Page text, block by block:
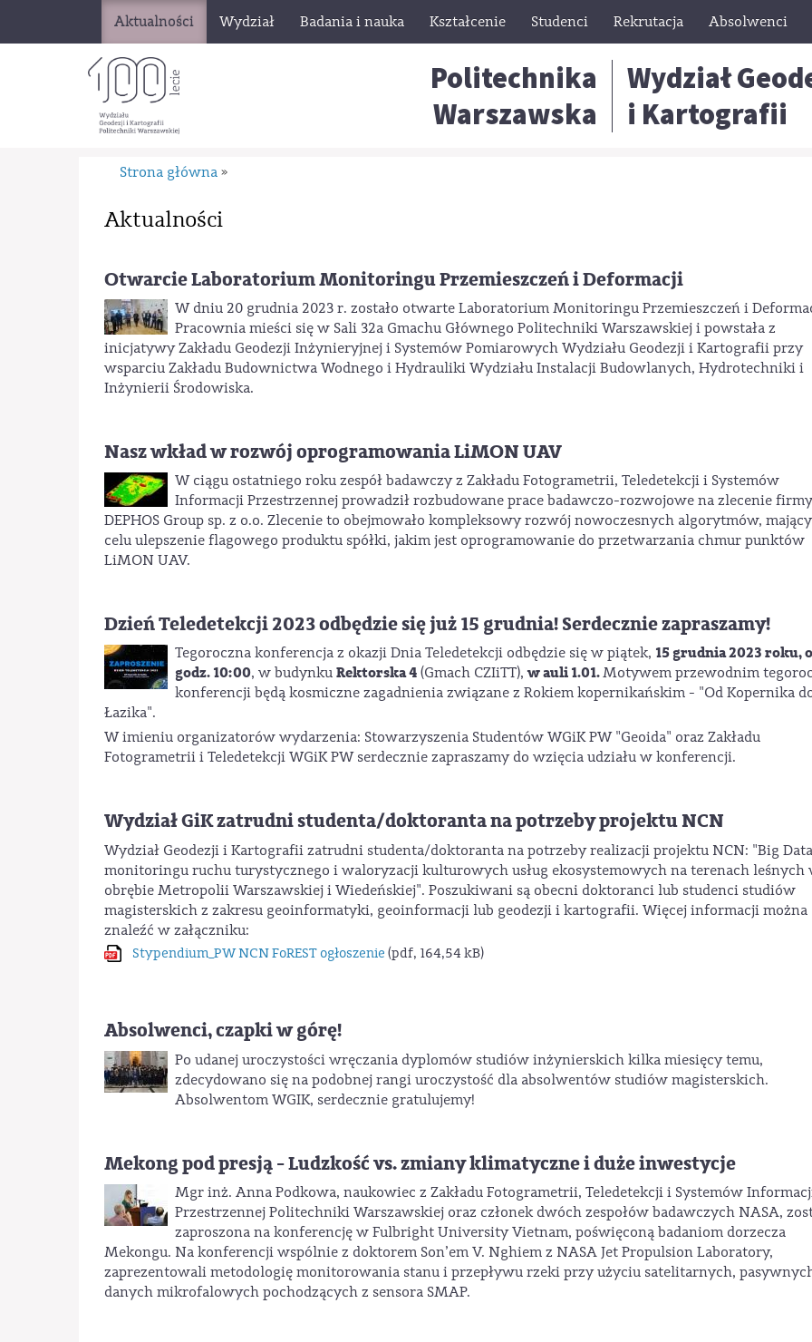
Aktualności Wydział Badania i nauka Kształcenie Studenci Rekrutacja Absolwenci
Politechnika
Warszawska
Wydział
i Kartografii
Strona główna »
Aktualności
Otwarcie Laboratorium Monitoringu Przemieszczeń i Deformacji
W dniu 20 grudnia 2023 r. zostało otwarte Laboratorium Monitoringu Przemieszczeń i
Pracownia mieści się w Sali 32a Gmachu Głównego Politechniki Warszawskiej i powstała z
inicjatywy Zakładu Geodezji Inżynieryjnej i Systemów Pomiarowych Wydziału Geodezji i Kartografii przy
wsparciu Zakładu Budownictwa Wodnego i Hydrauliki Wydziału Instalacji Budowlanych, Hydrotechniki i
Inżynierii Środowiska.
Nasz wkład w rozwój oprogramowania LiMON UAV
W ciągu ostatniego roku zespół badawczy z Zakładu Fotogrametrii, Teledetekcji i Systemów
Informacji Przestrzennej prowadził rozbudowane prace badawczo-rozwojowe na zlecenie firmy
DEPHOS Group sp. z o.o. Zlecenie to obejmowało kompleksowy rozwój nowoczesnych algorytmów,
celu ulepszenie flagowego produktu spółki, jakim jest oprogramowanie do przetwarzania chmur punktów
LiMON UAV.
Dzień Teledetekcji 2023 odbędzie się już 15 grudnia! Serdecznie zapraszamy!
Tegoroczna konferencja z okazji Dnia Teledetekcji odbędzie się w piątek, 15 grudnia 2023 roku, o
godz. 10:00, w budynku Rektorska 4(Gmach CZIiTT),w auli 1.01.Motywem przewodnim
konferencji będą kosmiczne zagadnienia związane z Rokiem kopernikańskim - "Od Kopernika
Łazika".
W imieniu organizatorów wydarzenia: Stowarzyszenia Studentów WGiK PW "Geoida" oraz Zakładu
Fotogrametrii i Teledetekcji WGiK PW serdecznie zapraszamy do wzięcia udziału w konferencji.
Wydział GiK zatrudni studenta/doktoranta na potrzeby projektu NCN
Wydział Geodezji i Kartografii zatrudni studenta/doktoranta na potrzeby realizacji projektu NCN: "Big
monitoringu ruchu turystycznego i waloryzacji kulturowych usług ekosystemowych na terenach leśnych
obrębie Metropolii Warszawskiej i Wiedeńskiej". Poszukiwani są obecni doktoranci lub studenci studiów
magisterskich z zakresu geoinformatyki, geoinformacji lub geodezji i kartografii. Więcej informacji można
znaleźć w załączniku:
Stypendium_PW NCN FoREST ogłoszenie (pdf, 164,54 kB)
Absolwenci, czapki w górę!
Po udanej uroczystości wręczania dyplomów studiów inżynierskich kilka miesięcy temu,
zdecydowano się na podobnej rangi uroczystość dla absolwentów studiów magisterskich.
Absolwentom WGIK, serdecznie gratulujemy!
Mekong pod presją - Ludzkość vs. zmiany klimatyczne i duże inwestycje
Mgr inż. Anna Podkowa, naukowiec z Zakładu Fotogrametrii, Teledetekcji i Systemów
Przestrzennej Politechniki Warszawskiej oraz członek dwóch zespołów badawczych NASA,
zaproszona na konferencję w Fulbright University Vietnam, poświęconą badaniom dorzecza
Mekongu. Na konferencji wspólnie z doktorem Son’em V. Nghiem z NASA Jet Propulsion Laboratory,
zaprezentowali metodologię monitorowania stanu i przepływu rzeki przy użyciu satelitarnych,
danych mikrofalowych pochodzących z sensora SMAP.